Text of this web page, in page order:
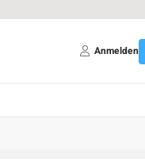
Anmelden